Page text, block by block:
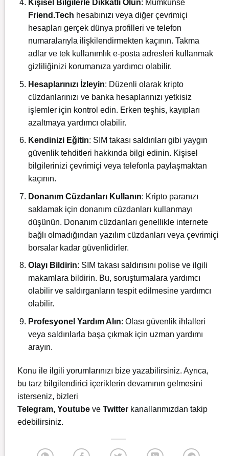
Kişisel Bilgilerle Dikkatli Olun: Mümkünse
Friend.Tech hesabınızı veya diğer çevrimiçi
hesapları gerçek dünya profilleri ve telefon
numaralarıyla ilişkilendirmekten kaçının. Takma
adlar ve tek kullanımlık e-posta adresleri kullanmak
gizliliğinizi korumanıza yardımcı olabilir.
Hesaplarınızı İzleyin: Düzenli olarak kripto
cüzdanlarınızı ve banka hesaplarınızı yetkisiz
işlemler için kontrol edin. Erken teşhis, kayıpları
azaltmaya yardımcı olabilir.
Kendinizi Eğitin: SIM takası saldırıları gibi yaygın
güvenlik tehditleri hakkında bilgi edinin. Kişisel
bilgilerinizi çevrimiçi veya telefonla paylaşmaktan
kaçının.
Donanım Cüzdanları Kullanın: Kripto paranızı
saklamak için donanım cüzdanları kullanmayı
düşünün. Donanım cüzdanları genellikle internete
bağlı olmadığından yazılım cüzdanları veya çevrimiçi
borsalar kadar güvenlidirler.
Olayı Bildirin: SIM takası saldırısını polise ve ilgili
makamlara bildirin. Bu, soruşturmalara yardımcı
olabilir ve saldırganların tespit edilmesine yardımcı
olabilir.
Profesyonel Yardım Alın: Olası güvenlik ihlalleri
veya saldırılarla başa çıkmak için uzman yardımı
arayın.
Konu ile ilgili yorumlarınızı bize yazabilirsiniz. Ayrıca,
bu tarz bilgilendirici içeriklerin devamının gelmesini
isterseniz, bizleri
Telegram, Youtube ve Twitter kanallarımızdan takip
edebilirsiniz.